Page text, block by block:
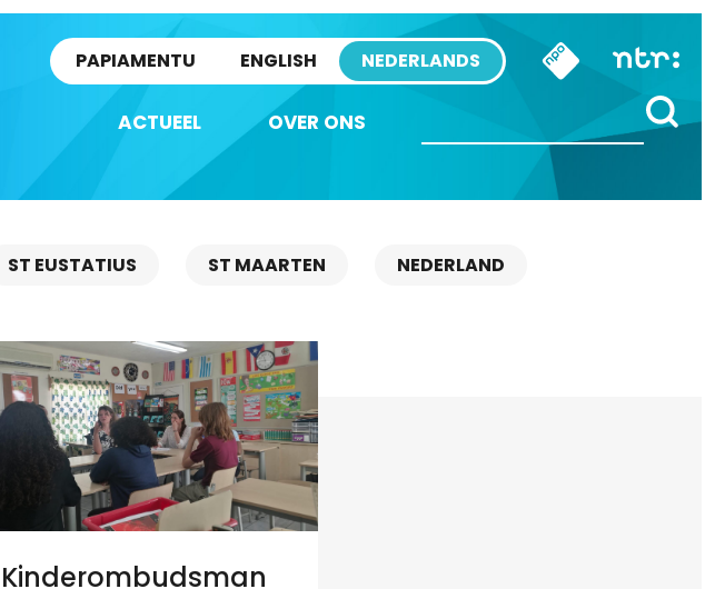
PAPIAMENTU ENGLISH NEDERLANDS
ACTUEEL OVER ONS
ST EUSTATIUS ST MAARTEN NEDERLAND
Kinderombudsman